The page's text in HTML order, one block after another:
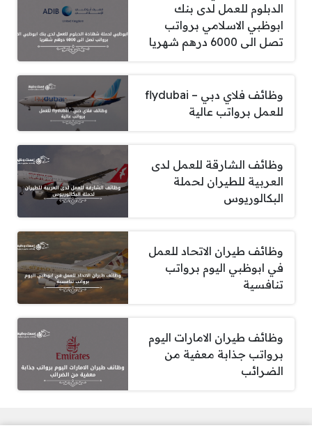
الدبلوم للعمل لدى بنك
ابوظبي الاسلامي برواتب
تصل الى 6000 درهم شهريا
وظائف فلاي دبي – flydubai
للعمل برواتب عالية
وظائف الشارقة للعمل لدى
العربية للطيران لحملة
البكالوريوس
وظائف طيران الاتحاد للعمل
في ابوظبي اليوم برواتب
تنافسية
وظائف طيران الامارات اليوم
برواتب جذابة معفية من
الضرائب